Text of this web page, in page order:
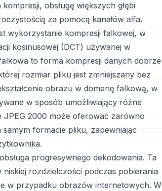
obsługę większych głębi
za pomocą kanałów alfa.
wykorzystanie kompresji falkowej, w
kosinusowej (DCT) używanej w
to forma kompresji danych dobrze
rozmiar pliku jest zmniejszany bez
obrazu w domenę falkową, w
w sposób umożliwiający różne
JPEG 2000 może oferować zarówno
formacie pliku, zapewniając
progresywnego dekodowania. Ta
rozdzielczości podczas pobierania
w przypadku obrazów internetowych. W